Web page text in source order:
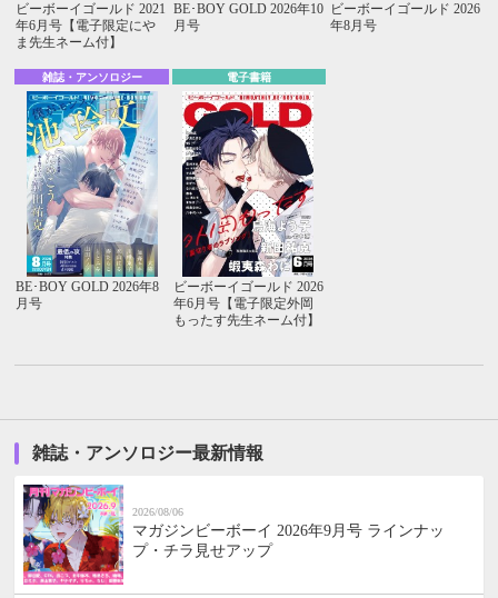
ビーボーイゴールド 2021
年6月号【電子限定にや
ま先生ネーム付】
BE･BOY GOLD 2026年10
月号
ビーボーイゴールド 2026
年8月号
雑誌・アンソロジー
BE･BOY GOLD 2026年8
月号
電子書籍
ビーボーイゴールド 2026
年6月号【電子限定外岡
もったす先生ネーム付】
雑誌・アンソロジー最新情報
2026/08/06
マガジンビーボーイ 2026年9月号 ラインナッ
プ・チラ見せアップ